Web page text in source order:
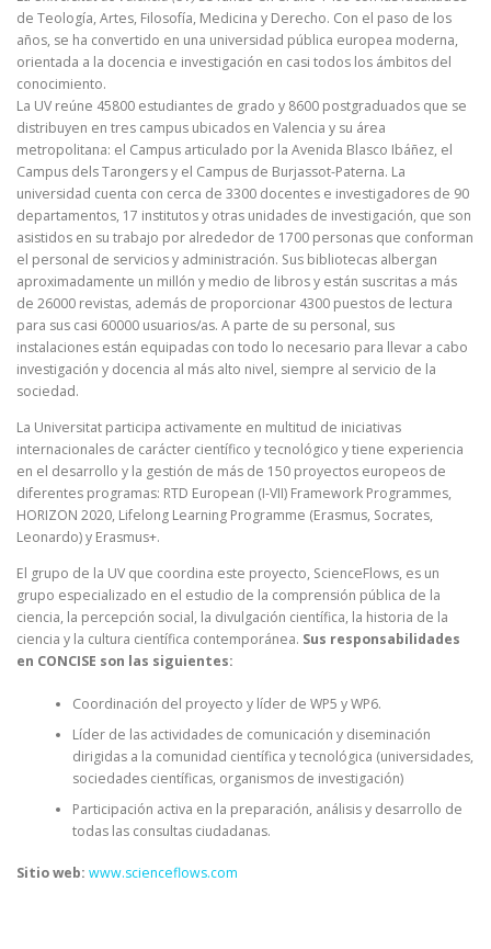
de Teología, Artes, Filosofía, Medicina y Derecho. Con el paso de los
años, se ha convertido en una universidad pública europea moderna,
orientada a la docencia e investigación en casi todos los ámbitos del
conocimiento.
La UV reúne 45800 estudiantes de grado y 8600 postgraduados que se
distribuyen en tres campus ubicados en Valencia y su área
metropolitana: el Campus articulado por la Avenida Blasco Ibáñez, el
Campus dels Tarongers y el Campus de Burjassot-Paterna. La
universidad cuenta con cerca de 3300 docentes e investigadores de 90
departamentos, 17 institutos y otras unidades de investigación, que son
asistidos en su trabajo por alrededor de 1700 personas que conforman
el personal de servicios y administración. Sus bibliotecas albergan
aproximadamente un millón y medio de libros y están suscritas a más
de 26000 revistas, además de proporcionar 4300 puestos de lectura
para sus casi 60000 usuarios/as. A parte de su personal, sus
instalaciones están equipadas con todo lo necesario para llevar a cabo
investigación y docencia al más alto nivel, siempre al servicio de la
sociedad.
La Universitat participa activamente en multitud de iniciativas
internacionales de carácter científico y tecnológico y tiene experiencia
en el desarrollo y la gestión de más de 150 proyectos europeos de
diferentes programas: RTD European (I-VII) Framework Programmes,
HORIZON 2020, Lifelong Learning Programme (Erasmus, Socrates,
Leonardo) y Erasmus+.
El grupo de la UV que coordina este proyecto, ScienceFlows, es un
grupo especializado en el estudio de la comprensión pública de la
ciencia, la percepción social, la divulgación científica, la historia de la
ciencia y la cultura científica contemporánea. Sus responsabilidades
en CONCISE son las siguientes:
Coordinación del proyecto y líder de WP5 y WP6.
Líder de las actividades de comunicación y diseminación
dirigidas a la comunidad científica y tecnológica (universidades,
sociedades científicas, organismos de investigación)
Participación activa en la preparación, análisis y desarrollo de
todas las consultas ciudadanas.
Sitio web: www.scienceflows.com